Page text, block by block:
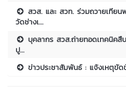
สวส. และ สวท. ร่วมถวายเทีย
วัดช่างเ...
บุคลากร สวส.ถ่ายทอดเทคนิค
ปู...
ข่าวประชาสัมพันธ์ : แจ้งเหตุขัด